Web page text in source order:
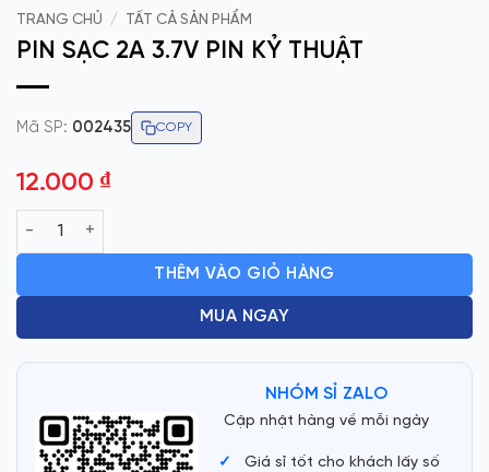
TRANG CHỦ / TẤT CẢ SẢN PHẨM
PIN SẠC 2A 3.7V PIN KỶ THUẬT
Mã SP: 002435 COPY
12.000 ₫
PIN SẠC 2A 3.7V PIN KỶ THUẬT số lượng
THÊM VÀO GIỎ HÀNG
MUA NGAY
NHÓM SỈ ZALO
Cập nhật hàng về mỗi ngày
Giá sỉ tốt cho khách lấy số